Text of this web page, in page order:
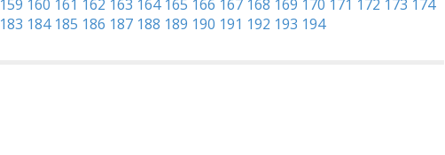
159 160 161 162 163 164 165 166 167 168 169 170 171 172 173 174
183 184 185 186 187 188 189 190 191 192 193 194